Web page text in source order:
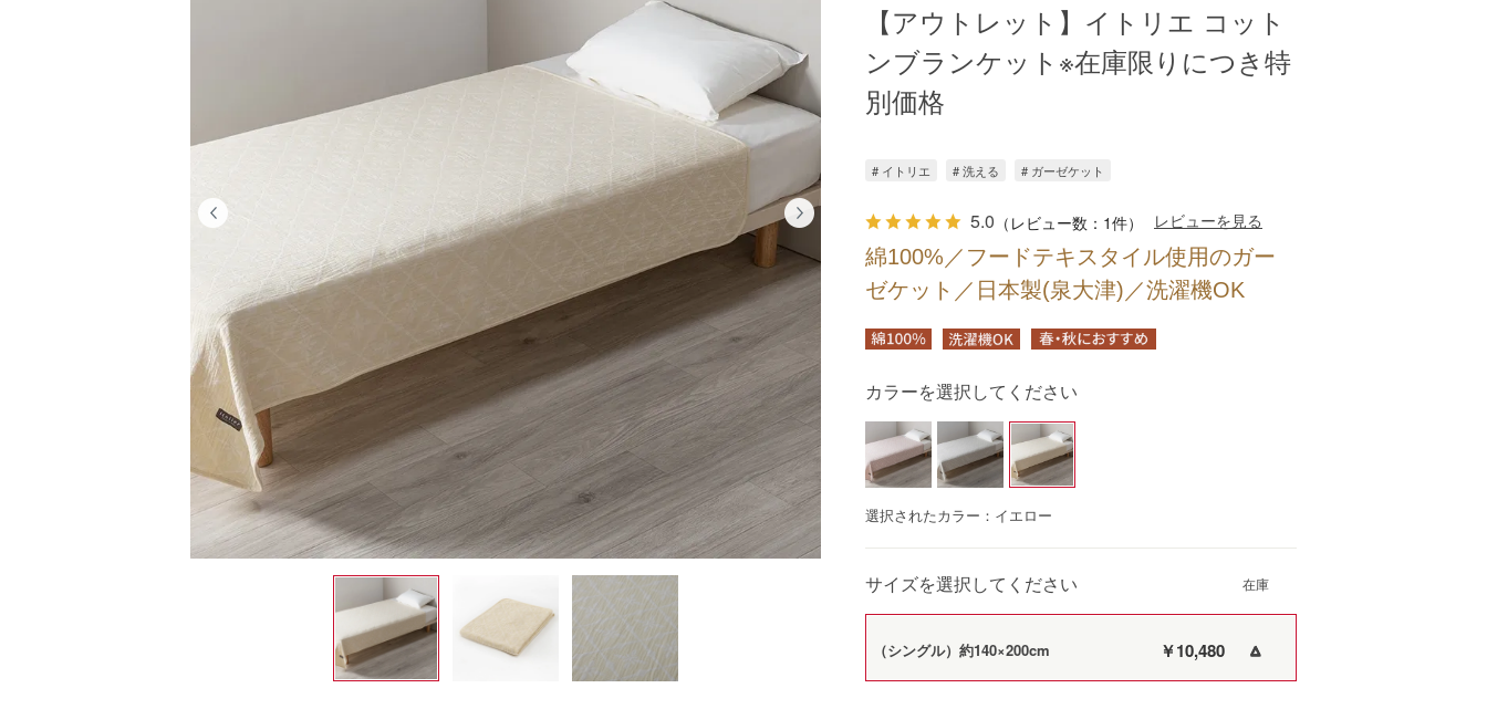
綿100%／フードテキスタイル使用のガー
ゼケット／日本製(泉大津)／洗濯機OK
【アウトレット】イトリエ コット
ンブランケット※在庫限りにつき特
別価格
# イトリエ # 洗える # ガーゼケット
5.0 （レビュー数：1件） レビューを見る
カラーを選択してください
選択されたカラー：イエロー
サイズを選択してください
（シングル）約140×200cm ￥10,480 △